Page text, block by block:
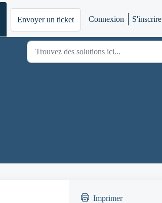
Envoyer un ticket Connexion S'inscrire
Imprimer